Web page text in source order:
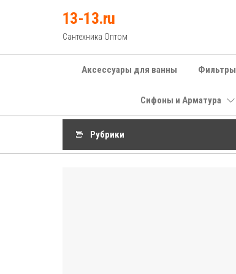
13-13.ru
Сантехника Оптом
Аксессуары для ванны Фильтры
Сифоны и Арматура
Рубрики